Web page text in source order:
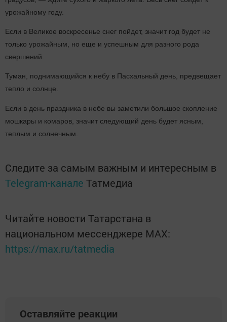
урожайному году.
Если в Великое воскресенье снег пойдет, значит год будет не
только урожайным, но еще и успешным для разного рода
свершений.
Туман, поднимающийся к небу в Пасхальный день, предвещает
тепло и солнце.
Если в день праздника в небе вы заметили большое скопление
мошкары и комаров, значит следующий день будет ясным,
теплым и солнечным.
Следите за самым важным и интересным в
Telegram-канале Татмедиа
Читайте новости Татарстана в
национальном мессенджере MАХ:
https://max.ru/tatmedia
Оставляйте реакции